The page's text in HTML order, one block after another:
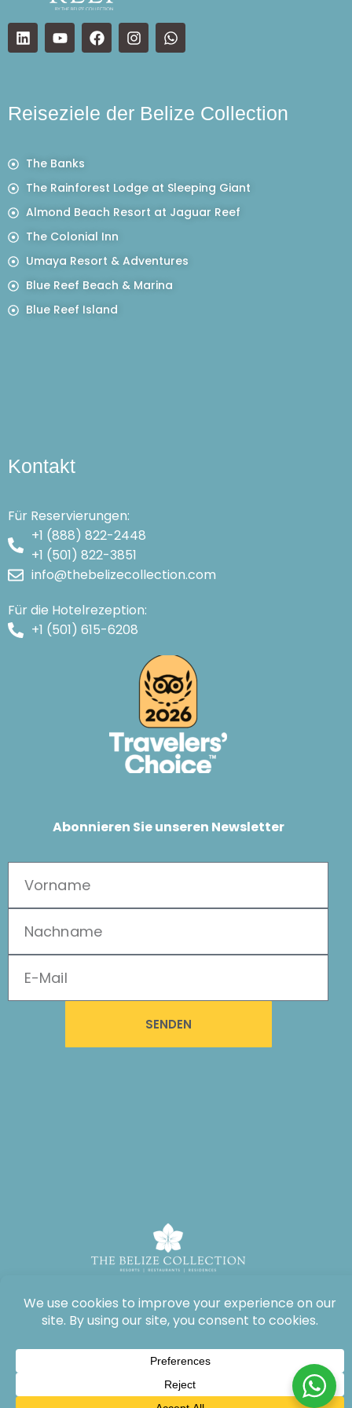
Reiseziele der Belize Collection
The Banks
The Rainforest Lodge at Sleeping Giant
Almond Beach Resort at Jaguar Reef
The Colonial Inn
Umaya Resort & Adventures
Blue Reef Beach & Marina
Blue Reef Island
Kontakt
Für Reservierungen:
+1 (888) 822-2448
+1 (501) 822-3851
info@thebelizecollection.com
Für die Hotelrezeption:
+1 (501) 615-6208
Abonnieren Sie unseren Newsletter
SENDEN